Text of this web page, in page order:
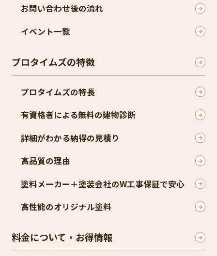
お問い合わせ後の流れ
イベント一覧
プロタイムズの特徴
プロタイムズの特長
有資格者による無料の建物診断
詳細がわかる納得の見積り
高品質の理由
塗料メーカー＋塗装会社のW工事保証で安心
高性能のオリジナル塗料
料金について・お得情報